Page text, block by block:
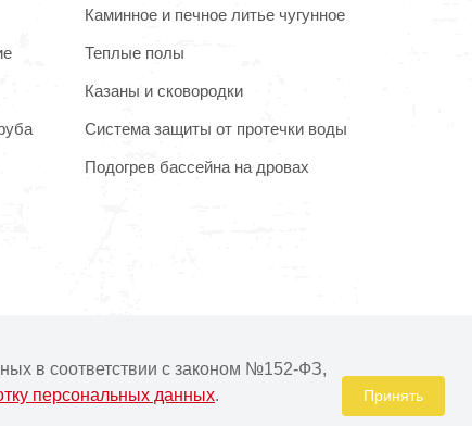
Каминное и печное литье чугунное
Теплые полы
Казаны и сковородки
Система защиты от протечки воды
Подогрев бассейна на дровах
в соответствии с законом №152-ФЗ,
персональных данных. Принять